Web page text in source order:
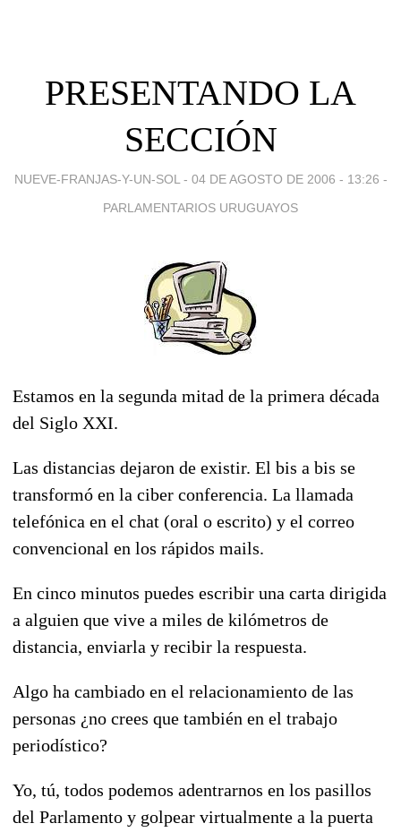
PRESENTANDO LA
SECCIÓN
NUEVE-FRANJAS-Y-UN-SOL - 04 DE AGOSTO DE 2006 - 13:26 -
PARLAMENTARIOS URUGUAYOS
Estamos en la segunda mitad de la primera década
del Siglo XXI.
Las distancias dejaron de existir. El bis a bis se
transformó en la ciber conferencia. La llamada
telefónica en el chat (oral o escrito) y el correo
convencional en los rápidos mails.
En cinco minutos puedes escribir una carta dirigida
a alguien que vive a miles de kilómetros de
distancia, enviarla y recibir la respuesta.
Algo ha cambiado en el relacionamiento de las
personas ¿no crees que también en el trabajo
periodístico?
Yo, tú, todos podemos adentrarnos en los pasillos
del Parlamento y golpear virtualmente a la puerta